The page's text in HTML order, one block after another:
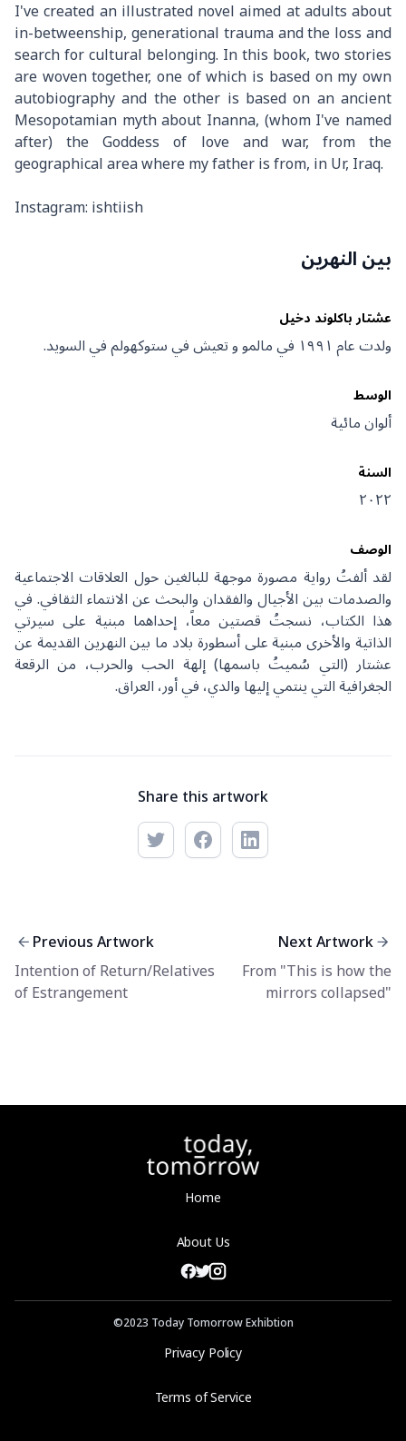
I've created an illustrated novel aimed at adults about
in-betweenship, generational trauma and the loss and
search for cultural belonging. In this book, two stories
are woven together, one of which is based on my own
autobiography and the other is based on an ancient
Mesopotamian myth about Inanna, (whom I've named
after) the Goddess of love and war, from the
geographical area where my father is from, in Ur, Iraq.
Instagram: ishtiish
بين النهرين
عشتار باكلوند دخيل
ولدت عام ١٩٩١ في مالمو و تعيش في ستوكهولم في السويد.
الوسط
ألوان مائية
السنة
٢٠٢٢
الوصف
لقد ألفتُ رواية مصورة موجهة للبالغين حول العلاقات الاجتماعية
والصدمات بين الأجيال والفقدان والبحث عن الانتماء الثقافي. في
هذا الكتاب، نسجتُ قصتين معاً، إحداهما مبنية على سيرتي
الذاتية والأخرى مبنية على أسطورة بلاد ما بين النهرين القديمة عن
عشتار (التي سُميتُ باسمها) إلهة الحب والحرب، من الرقعة
الجغرافية التي ينتمي إليها والدي، في أور، العراق.
Share this artwork
Previous Artwork
Intention of Return/Relatives
of Estrangement
Next Artwork
From "This is how the
mirrors collapsed"
Home
About Us
©2023 Today Tomorrow Exhibtion
Privacy Policy
Terms of Service